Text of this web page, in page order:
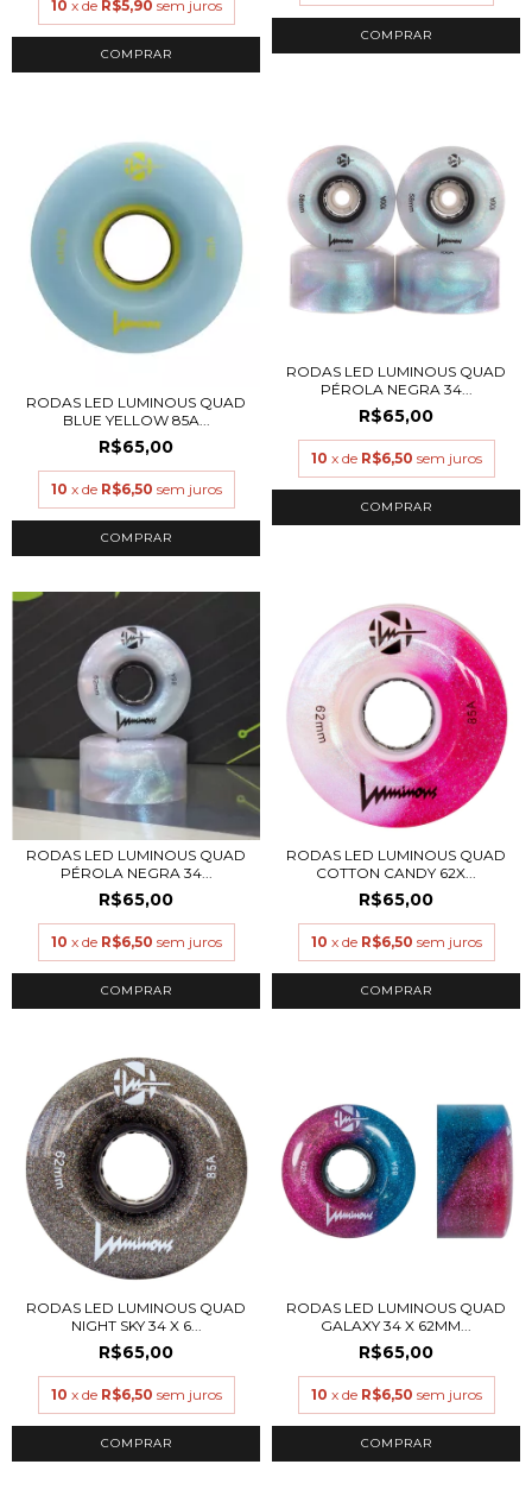
10 x de R$5,90 sem juros
COMPRAR
RODAS LED LUMINOUS QUAD
BLUE YELLOW 85A...
R$65,00
10 x de R$6,50 sem juros
RODAS LED LUMINOUS QUAD
PÉROLA NEGRA 34...
R$65,00
10 x de R$6,50 sem juros
RODAS LED LUMINOUS QUAD
PÉROLA NEGRA 34...
R$65,00
10 x de R$6,50 sem juros
RODAS LED LUMINOUS QUAD
COTTON CANDY 62X...
R$65,00
10 x de R$6,50 sem juros
RODAS LED LUMINOUS QUAD
NIGHT SKY 34 X 6...
R$65,00
10 x de R$6,50 sem juros
RODAS LED LUMINOUS QUAD
GALAXY 34 X 62MM...
R$65,00
10 x de R$6,50 sem juros